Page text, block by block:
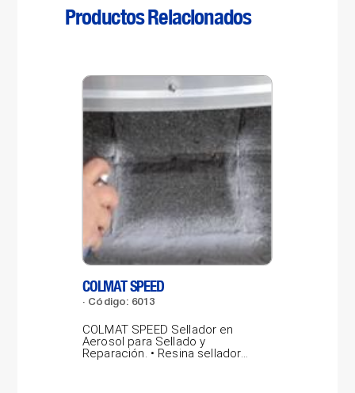
Productos Relacionados
COLMAT SPEED
Código: 6013
COLMAT SPEED Sellador en
Aerosol para Sellado y
Reparación. • Resina selladora